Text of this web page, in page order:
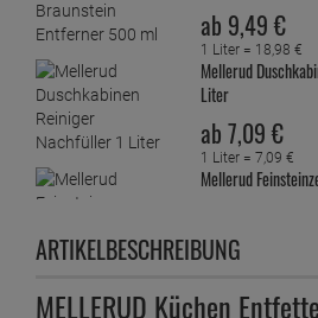
ab 9,49 €
1 Liter = 18,98 €
Mellerud
Liter
ab7,09 €
1 Liter =7,09 €
Mellerud
1 Liter =
Mellerud Fliesen
ab7,39€
ARTIKELBESCHREIBUNG
MELLERUD Küchen